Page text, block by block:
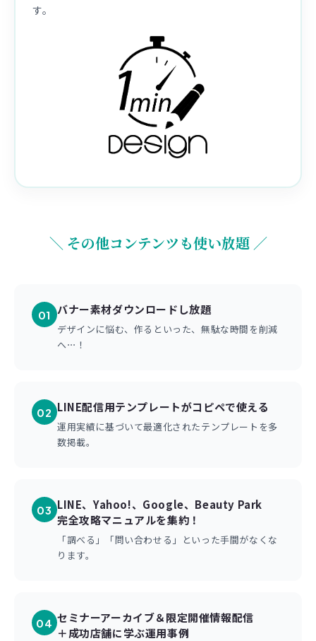
す。
＼ その他コンテンツも使い放題 ／
01 バナー素材ダウンロードし放題
デザインに悩む、作るといった、無駄な時間を削減
へ⋯！
02 LINE配信用テンプレートがコピペで使える
運用実績に基づいて最適化されたテンプレートを多
数掲載。
03 LINE、Yahoo!、Google、Beauty Park
完全攻略マニュアルを集約！
「調べる」「問い合わせる」といった手間がなくな
ります。
04 セミナーアーカイブ＆限定開催情報配信
＋成功店舗に学ぶ運用事例